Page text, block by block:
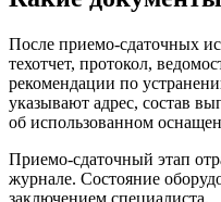
После приемо-сдаточных
техотчет, протокол,
рекомендации по
указывают адрес, состав
об использованном
Приемо-сдаточный этап
журнале. Состояние
заключением специалиста.